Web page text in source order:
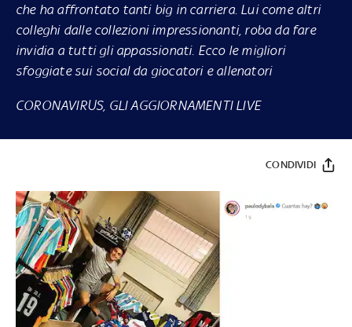
che ha affrontato tanti big in carriera. Lui come altri
colleghi dalle collezioni impressionanti, roba da fare
invidia a tutti gli appassionati. Ecco le migliori
sfoggiate sui social da giocatori e allenatori
CORONAVIRUS, GLI AGGIORNAMENTI LIVE
CONDIVIDI